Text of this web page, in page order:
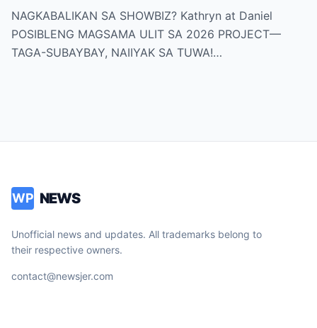
2026 PROJECT—TAGA-SUBAYBAY,
NAIIYAK SA TUWA!
NAGKABALIKAN SA SHOWBIZ? Kathryn at Daniel
POSIBLENG MAGSAMA ULIT SA 2026 PROJECT—
TAGA-SUBAYBAY, NAIIYAK SA TUWA!…
WP NEWS
Unofficial news and updates. All trademarks belong to
their respective owners.
contact@newsjer.com